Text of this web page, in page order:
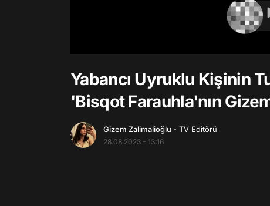
Yabancı Uyruklu Kişinin
'Bisqot Farauhla'nın
Gizem Zalimalioğlu - TV Editörü
28.08.2023 - 13:16